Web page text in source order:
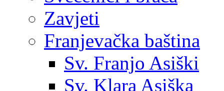
Zavjeti
Franjevačka baština
Sv. Franjo Asiški
Sv. Klara Asiška